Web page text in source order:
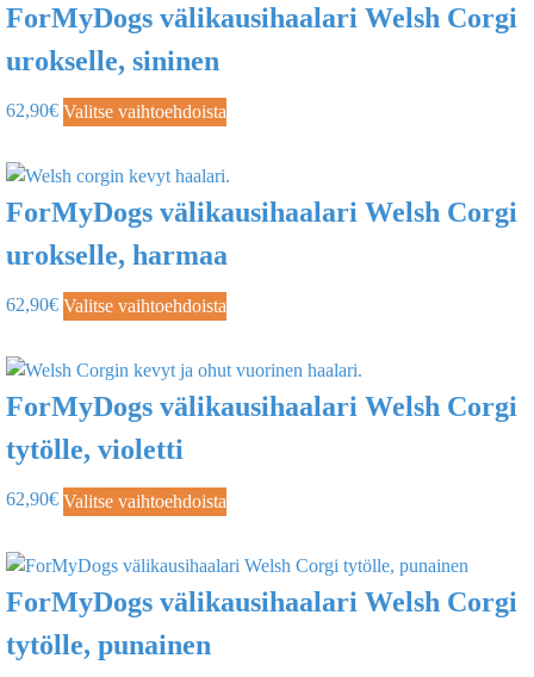
ForMyDogs välikausihaalari Welsh Corgi
urokselle, sininen
62,90€ Valitse vaihtoehdoista
ForMyDogs välikausihaalari Welsh Corgi
urokselle, harmaa
62,90€ Valitse vaihtoehdoista
ForMyDogs välikausihaalari Welsh Corgi
tytölle, violetti
62,90€ Valitse vaihtoehdoista
ForMyDogs välikausihaalari Welsh Corgi
tytölle, punainen